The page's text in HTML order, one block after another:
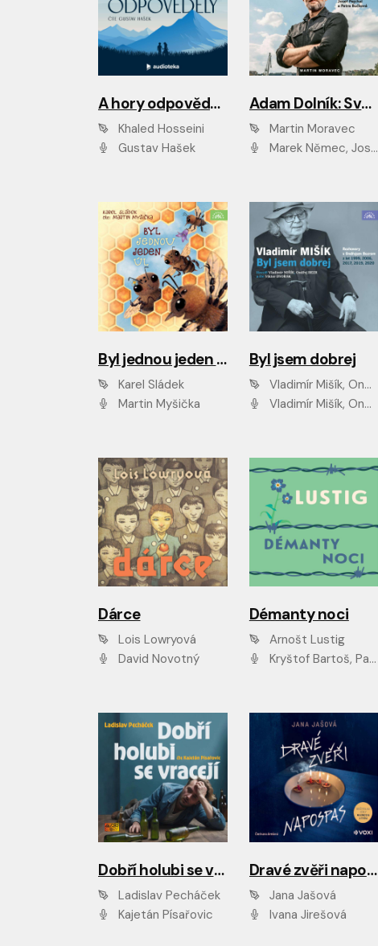
A hory odpověděly
Khaled Hosseini
Gustav Hašek
Adam Dolník: Svět elitního vyjednavače
Martin Moravec
Marek Němec, Josef Pejchal, Petra Bučková
Byl jednou jeden úl
Karel Sládek
Martin Myšička
Byl jsem dobrej
Vladimír Mišík, Ondřej Bezr
Vladimír Mišík, Ondřej Bezr, Viktor Dvořák
Dárce
Lois Lowryová
David Novotný
Démanty noci
Arnošt Lustig
Kryštof Bartoš, Pavel Batěk, Hanuš Bor, Ondřej Brousek, Taťjana Medvecká, Jakub Nemčok, Martin Písařík, Kajetán Písařovic, Martin Preiss, Matouš Ruml, Jan Vlasák
Dobří holubi se vracejí
Ladislav Pecháček
Kajetán Písařovic
Dravé zvěři napospas
Jana Jašová
Ivana Jirešová